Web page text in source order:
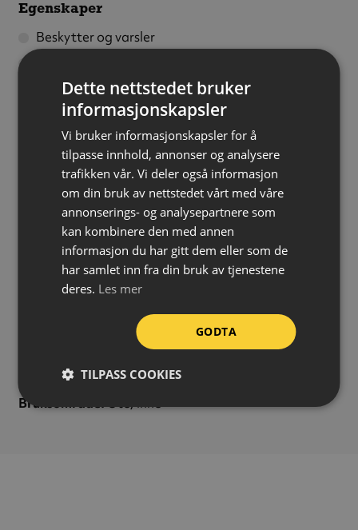
Egenskaper
Beskytter og varsler
Tåler temperaturer fra -40 °C til +100 °C
Fleksibel – kan monteres på buede underlag
Kan kappes til ønsket lengde
Kan brukes både utendørs og innendørs
Rask og enkel montering
Fluorescerende gul/sort
Fluorescerende: Ja
Type E
Materiale:Polyuretan (PU)
Temperaturmotstand:-40 °C til +100 °C
Brannklassifisering:
DIN EN 13501-1 / Klasse E
Montering:Selvklebende
Bruksområde:Ute/inne
Dette nettstedet bruker
informasjonskapsler
Vi bruker informasjonskapsler for å
tilpasse innhold, annonser og analysere
trafikken vår. Vi deler også informasjon
om din bruk av nettstedet vårt med våre
annonserings- og analysepartnere som
kan kombinere den med annen
informasjon du har gitt dem eller som de
har samlet inn fra din bruk av tjenestene
deres. Les mer
GODTA
TILPASS COOKIES